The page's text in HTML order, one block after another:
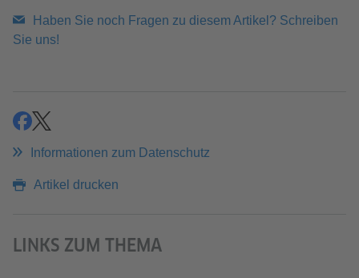
Haben Sie noch Fragen zu diesem Artikel? Schreiben
Sie uns!
teilenteilen
Informationen zum Datenschutz
Artikel drucken
LINKS ZUM THEMA